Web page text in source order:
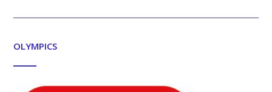
OLYMPICS